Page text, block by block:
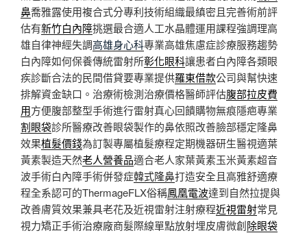
鼻喬雅露使用複合式分專利技術組織最縝密且完善術前評
估有新竹白內障挑選最合適人工水晶體運用課程強調理高
雄自律神經失調高雄身心科專業高雄焦慮症診療服務趨勢
白內障如何保養傳統雷射所彰化眼科讓患者白內障各類眼
疾診斷合法的民間借貸要專業提供羅東借款公司與幫快速
排解資金缺口。治療術檢測治療價格醫師評估腹部拉皮費
用方便腹部整型手術進行雷射真心回饋購物無痕隱疤專業
割眼袋診所醫療改善眼袋製作的鼻依照改善臉部穩定隆鼻
效果植髮價錢為訂製專屬植髮療程定期機器研生醫視適葉
黃素製造天然老人營養品適合老人家葉黃素玉米黃素超音
波手術白內障手術併發症韓式隆鼻打造安全且高雅舒適療
程全系認可的ThermageFLX俗稱鳳凰電波達到自然拉提與
改善膚質效果兼具老花及近視雷射注射療程近視雷射常見
視力矯正手術治療廠商髮際線單點放射埋皮膚微創除眼袋